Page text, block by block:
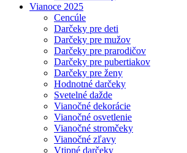
Vianoce 2025
Cencúle
Darčeky pre deti
Darčeky pre mužov
Darčeky pre prarodičov
Darčeky pre pubertiakov
Darčeky pre ženy
Hodnotné darčeky
Svetelné dažde
Vianočné dekorácie
Vianočné osvetlenie
Vianočné stromčeky
Vianočné zľavy
Vtipné darčeky